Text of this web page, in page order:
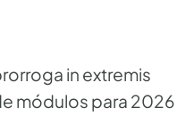
in extremis
módulos para 2026